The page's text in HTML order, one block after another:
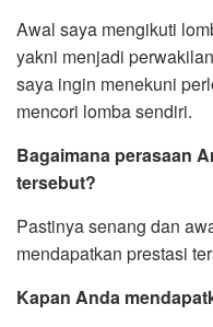
Awal saya mengikuti
yakni menjadi
saya ingin menekuni
mencori lomba sendiri.
Bagaimana perasaan
tersebut?
Pastinya senang dan
mendapatkan prestasi
Kapan Anda